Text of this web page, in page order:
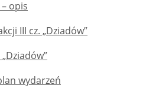
opis
III cz. „Dziadów”
wydarzeń